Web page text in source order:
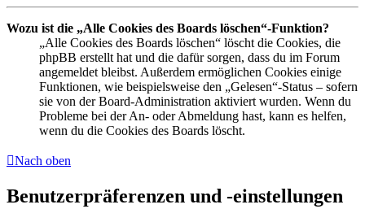
Wozu ist die „Alle Cookies des Boards löschen“-Funktion?
„Alle Cookies des Boards löschen“ löscht die Cookies, die
phpBB erstellt hat und die dafür sorgen, dass du im Forum
angemeldet bleibst. Außerdem ermöglichen Cookies einige
Funktionen, wie beispielsweise den „Gelesen“-Status – sofern
sie von der Board-Administration aktiviert wurden. Wenn du
Probleme bei der An- oder Abmeldung hast, kann es helfen,
wenn du die Cookies des Boards löscht.
Nach oben
Benutzerpräferenzen und -einstellungen